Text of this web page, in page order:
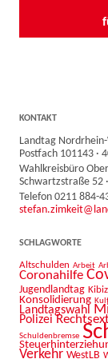
KONTAKT
Landtag
Postfach 101143 ·
Wahlkreisbüro
Schwartzstraße 52
Telefon 0211 884-
SCHLAGWORTE
Altschulden Arbeit
Coronahilfe
Jugendlandtag Kibiz
Konsolidierung
Landtagswahl
Polizei
Schuldenbremse
Verkehr WestLB